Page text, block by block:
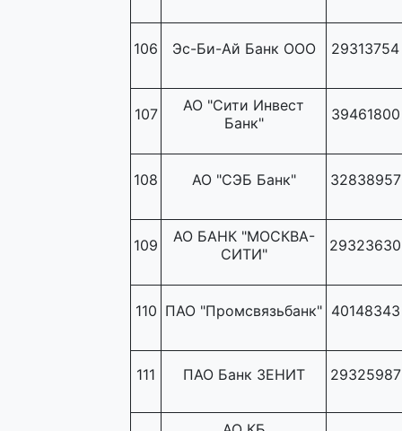
106 Эс-Би-Ай Банк ООО 29313754
107
АО "Сити Инвест
Банк"
39461800
108 АО "СЭБ Банк" 32838957
109
АО БАНК "МОСКВА-
СИТИ"
29323630
110 ПАО "Промсвязьбанк" 40148343
111 ПАО Банк ЗЕНИТ 29325987